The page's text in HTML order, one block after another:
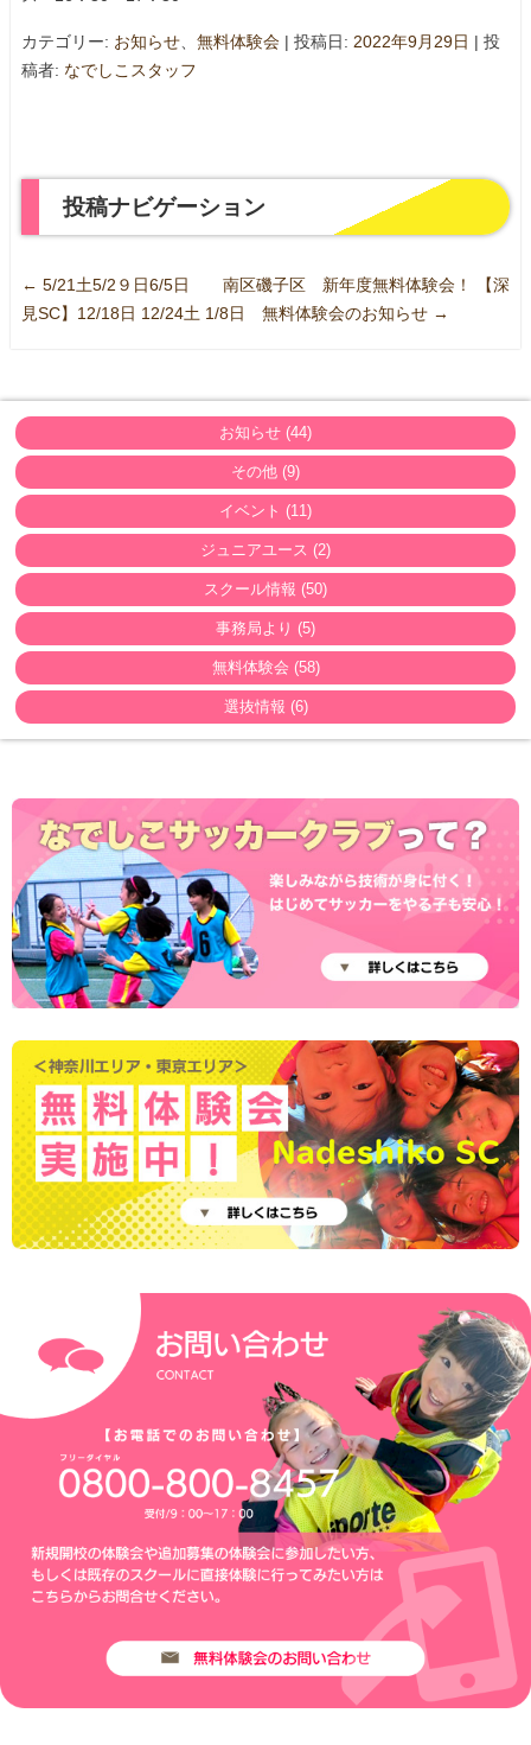
カテゴリー: お知らせ、 無料体験会| 投稿日: 2022年9月29日 | 投
稿者: なでしこスタッフ
投稿ナビゲーション
← 5/21土5/2９日6/5日 南区磯子区 新年度無料体験会！
【深
見SC】12/18日 12/24土 1/8日 無料体験会のお知らせ →
お知らせ (44)
その他 (9)
イベント (11)
ジュニアユース (2)
スクール情報 (50)
事務局より (5)
無料体験会 (58)
選抜情報 (6)